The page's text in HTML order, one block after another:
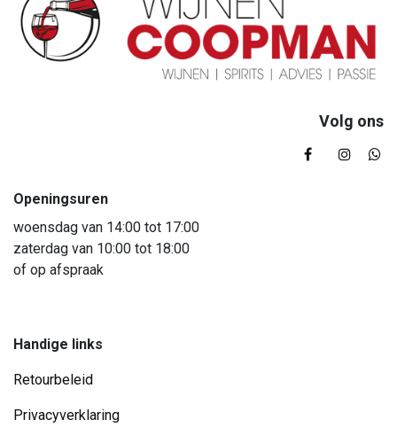
Volg ons
Openingsuren
woensdag van 14:00 tot 17:00
zaterdag van 10:00 tot 18:00
of op afspraak
Handige links
Retourbeleid
Privacyverklaring